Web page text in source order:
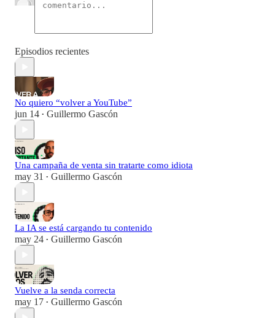
Episodios recientes
No quiero “volver a YouTube”
jun 14 • Guillermo Gascón
Una campaña de venta sin tratarte como idiota
may 31 • Guillermo Gascón
La IA se está cargando tu contenido
may 24 • Guillermo Gascón
Vuelve a la senda correcta
may 17 • Guillermo Gascón